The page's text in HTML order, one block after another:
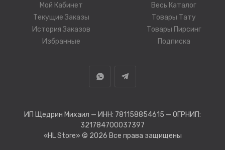
Мой Кабинет
Текущие Заказы
История Заказов
Избранные
Весь Каталог
Товары Тату
Товары Пирсинг
Подписка
ИП Щедрин Михаил — ИНН: 781158854615 — ОГРНИП:
321784700037397
«HL Store» © 2026 Все права защищены